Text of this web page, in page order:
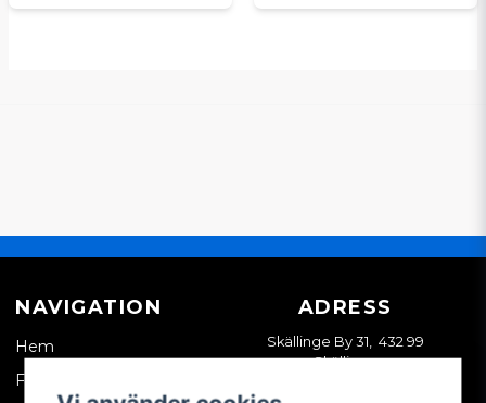
NAVIGATION
Hem
Företagskund
ADRESS
Skällinge By 31, 432 99
Skällinge